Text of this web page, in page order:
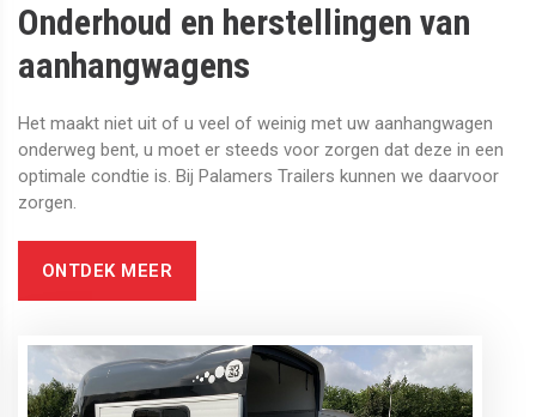
Onderhoud en herstellingen van
aanhangwagens
Het maakt niet uit of u veel of weinig met uw aanhangwagen
onderweg bent, u moet er steeds voor zorgen dat deze in een
optimale condtie is. Bij Palamers Trailers kunnen we daarvoor
zorgen.
ONTDEK MEER